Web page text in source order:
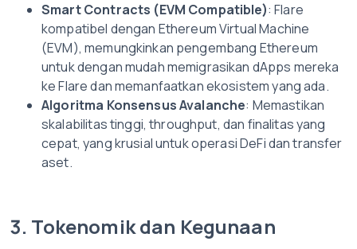
Smart Contracts (EVM Compatible): Flare
kompatibel dengan Ethereum Virtual Machine
(EVM), memungkinkan pengembang Ethereum
untuk dengan mudah memigrasikan dApps mereka
ke Flare dan memanfaatkan ekosistem yang ada.
Algoritma Konsensus Avalanche: Memastikan
skalabilitas tinggi, throughput, dan finalitas yang
cepat, yang krusial untuk operasi DeFi dan transfer
aset.
3. Tokenomik dan Kegunaan